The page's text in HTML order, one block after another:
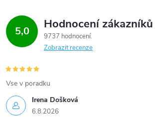
5,0 Hodnocení zákazníků
9737 hodnocení
Zobrazit recenze
Irena Došková
6.8.2026
Vse v poradku